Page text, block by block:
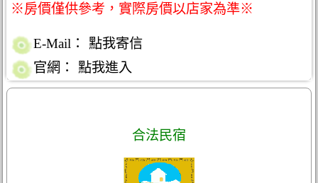
※房價僅供參考，實際房價以店家為準※
E-Mail：
點我寄信
官網：
點我進入
合法民宿